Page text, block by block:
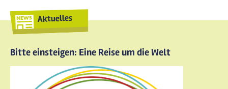
Aktuelles
Bitte einsteigen: Eine Reise um die Welt